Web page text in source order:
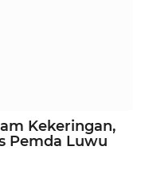
Kekeringan,
Pemda Luwu